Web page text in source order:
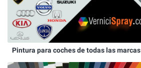
Pintura para coches de todas las marcas